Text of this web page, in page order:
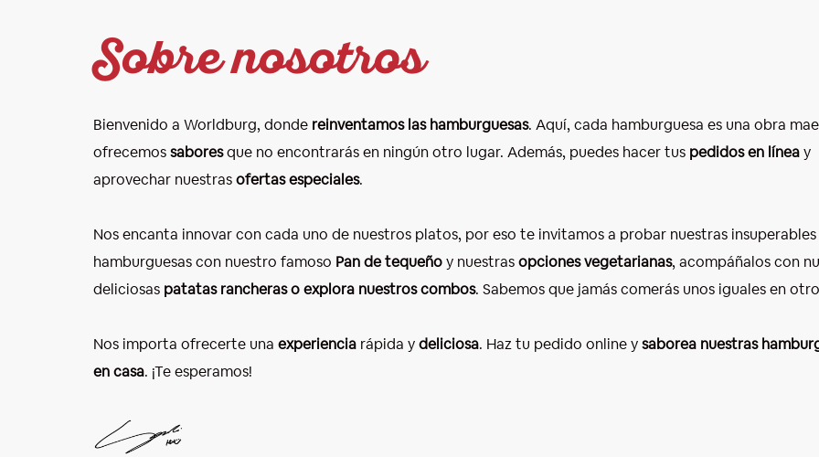
Sobre nosotros
Bienvenido a Worldburg, donde reinventamos las hamburguesas. Aquí, cada hamburguesa es una obra
ofrecemossaboresque no encontrarás en ningún otro lugar. Además, puedes hacer tus pedidos en líneay
aprovechar nuestrasofertas especiales.
Nos encanta innovar con cada uno de nuestros platos, por eso te invitamos a probar nuestras insuperables
hamburguesas con nuestro famoso Pan de tequeñoy nuestrasopciones vegetarianas, acompáñalos con
deliciosas patatas rancheras o explora nuestros combos. Sabemos que jamás comerás unos iguales en
Nos importa ofrecerte una experiencia rápida ydeliciosa. Haz tu pedido online ysaborea nuestras
en casa. ¡Te esperamos!